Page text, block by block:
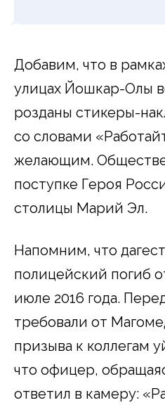
Добавим, что в
улицах Йошкар-Олы
розданы стикеры-
со словами
желающим.
поступке Героя
столицы Марий Эл.
Напомним, что
полицейский погиб
июле 2016 года.
требовали от
призыва к коллегам
что офицер,
ответил в камеру: